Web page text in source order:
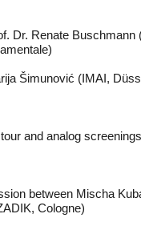
Dr. Renate
Šimunović (IMAI,
and analog screenings
between Mischa
Cologne)